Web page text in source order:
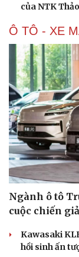
Văn hóa
Sân khấu - Điện
Văn học
Âm nhạc
Di sản
của NTK
Ô TÔ - XE
Ngành ô tô
cuộc chiến
Kawasaki
hồi sinh ấn